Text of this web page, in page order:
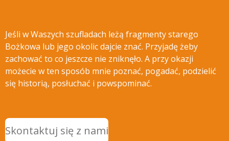
Jeśli w Waszych szufladach leżą fragmenty starego
Bożkowa lub jego okolic dajcie znać. Przyjadę żeby
zachować to co jeszcze nie zniknęło. A przy okazji
możecie w ten sposób mnie poznać, pogadać, podzielić
się historią, posłuchać i powspominać.
Skontaktuj się z nami